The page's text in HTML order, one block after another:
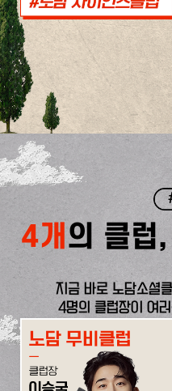
4개 의 클럽,
지금 바로 노담소셜
4명의 클럽장이 여